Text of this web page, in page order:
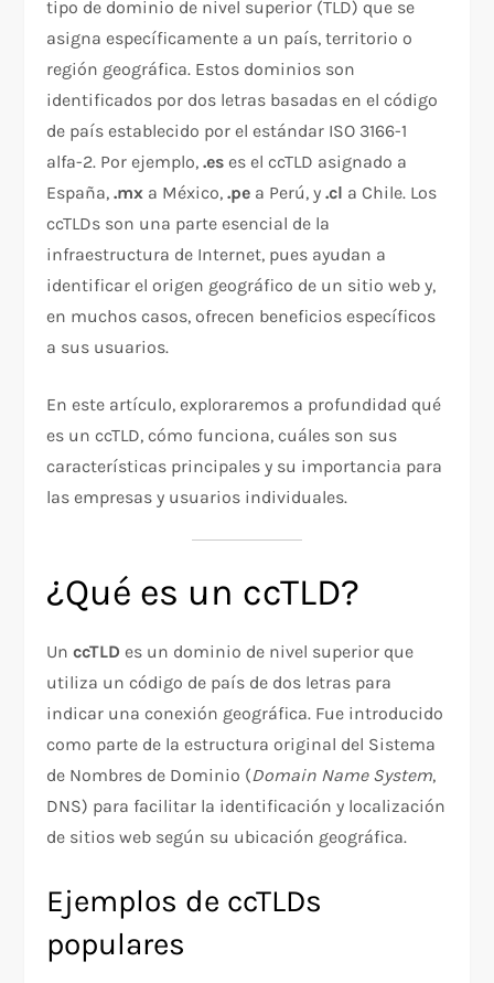
tipo de dominio de nivel superior (TLD) que se
asigna específicamente a un país, territorio o
región geográfica. Estos dominios son
identificados por dos letras basadas en el código
de país establecido por el estándar ISO 3166-1
alfa-2. Por ejemplo,.es es el ccTLD asignado a
España,.mx a México,.pe a Perú, y.cl a Chile. Los
ccTLDs son una parte esencial de la
infraestructura de Internet, pues ayudan a
identificar el origen geográfico de un sitio web y,
en muchos casos, ofrecen beneficios específicos
a sus usuarios.
En este artículo, exploraremos a profundidad qué
es un ccTLD, cómo funciona, cuáles son sus
características principales y su importancia para
las empresas y usuarios individuales.
¿Qué es un ccTLD?
UnccTLD es un dominio de nivel superior que
utiliza un código de país de dos letras para
indicar una conexión geográfica. Fue introducido
como parte de la estructura original del Sistema
de Nombres de Dominio (Domain Name System,
DNS) para facilitar la identificación y localización
de sitios web según su ubicación geográfica.
Ejemplos de ccTLDs
populares